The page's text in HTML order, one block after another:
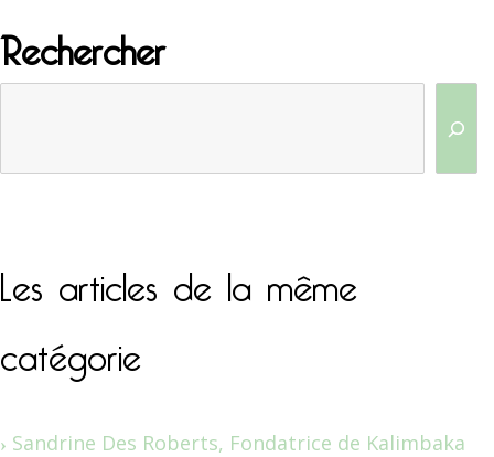
Rechercher
Les articles de la même
catégorie
Sandrine Des Roberts, Fondatrice de Kalimbaka